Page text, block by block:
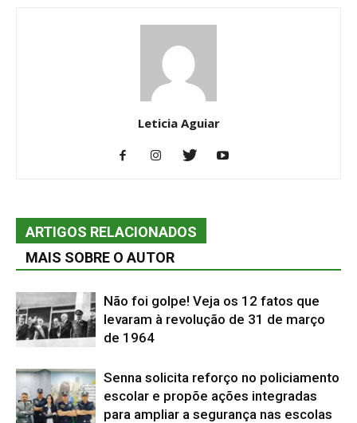
Leticia Aguiar
ARTIGOS RELACIONADOS
MAIS SOBRE O AUTOR
Não foi golpe! Veja os 12 fatos que
levaram à revolução de 31 de março
de 1964
Senna solicita reforço no policiamento
escolar e propõe ações integradas
para ampliar a segurança nas escolas